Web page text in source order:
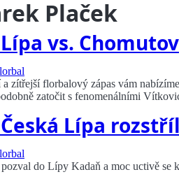
Plaček
vs. Chomutov
a zítřejší florbalový zápas vám
zatočit s fenomenálními
Lípa
do Lípy Kadaň a moc uctivě se